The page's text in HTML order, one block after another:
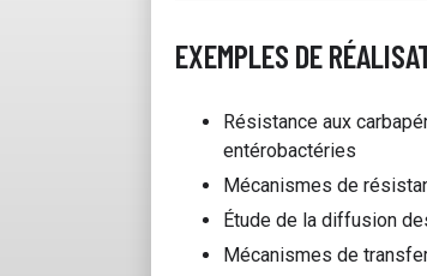
EXEMPLES DE
Résistance aux
entérobactéries
Mécanismes de
Étude de la diffusion
Mécanismes de